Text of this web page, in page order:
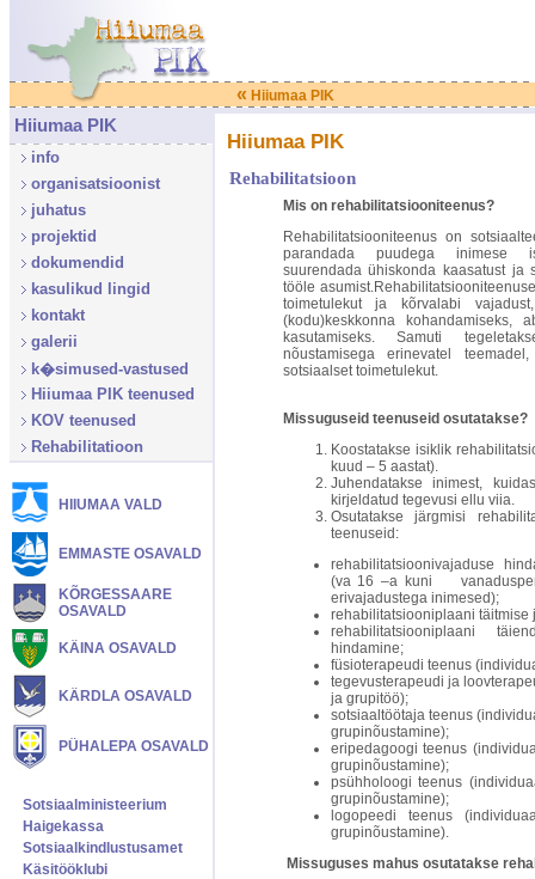
« Hiiumaa PIK
Hiiumaa PIK
info
organisatsioonist
juhatus
projektid
dokumendid
kasulikud lingid
kontakt
galerii
k�simused-vastused
Hiiumaa PIK teenused
KOV teenused
Rehabilitatioon
HIIUMAA VALD
EMMASTE OSAVALD
KÕRGESSAARE
OSAVALD
KÄINA OSAVALD
KÄRDLA OSAVALD
PÜHALEPA OSAVALD
Sotsiaalministeerium
Haigekassa
Sotsiaalkindlustusamet
Käsitööklubi
Hiiumaa PIK
Rehabilitatsioon
Mis on rehabilitatsiooniteenus?
Rehabilitatsiooniteenus on
parandada puudega inimese
suurendada ühiskonda kaasatust ja
tööle
toimetulekut ja kõrvalabi
(kodu)keskkonna kohandamiseks,
kasutamiseks. Samuti
nõustamisega erinevatel
sotsiaalset toimetulekut.
Missuguseid teenuseid osutatakse?
Koostatakse isiklik
kuud – 5 aastat).
Juhendatakse inimest,
kirjeldatud tegevusi ellu viia.
Osutatakse järgmisi
teenuseid:
rehabilitatsioonivajaduse
(va 16 –a kuni
erivajadustega inimesed);
rehabilitatsiooniplaani täitmise
rehabilitatsiooniplaani
hindamine;
füsioterapeudi teenus
tegevusterapeudi ja
ja grupitöö);
sotsiaaltöötaja teenus
grupinõustamine);
eripedagoogi teenus
grupinõustamine);
psühholoogi teenus
grupinõustamine);
logopeedi teenus
grupinõustamine).
Missuguses mahus osutatakse